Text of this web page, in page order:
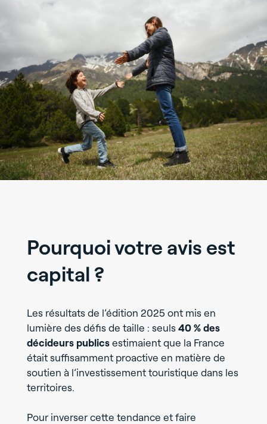
Pourquoi votre avis est
capital ?
Les résultats de l’édition 2025 ont mis en
lumière des défis de taille : seuls40 % des
décideurs publicsestimaient que la France
était suffisamment proactive en matière de
soutien à l’investissement touristique dans les
territoires.
Pour inverser cette tendance et faire